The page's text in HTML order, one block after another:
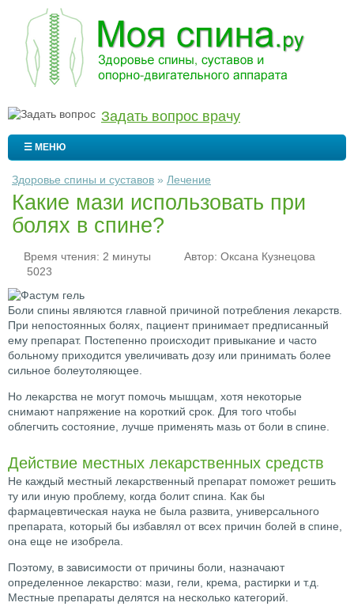
Задать вопрос врачу
☰ МЕНЮ
Здоровье спины и суставов » Лечение
Какие мази использовать при
болях в спине?
Время чтения: 2 минуты Автор: Оксана Кузнецова
5023
Боли спины являются главной причиной потребления лекарств.
При непостоянных болях, пациент принимает предписанный
ему препарат. Постепенно происходит привыкание и часто
больному приходится увеличивать дозу или принимать более
сильное болеутоляющее.
Но лекарства не могут помочь мышцам, хотя некоторые
снимают напряжение на короткий срок. Для того чтобы
облегчить состояние, лучше применять мазь от боли в спине.
Действие местных лекарственных средств
Не каждый местный лекарственный препарат поможет решить
ту или иную проблему, когда болит спина. Как бы
фармацевтическая наука не была развита, универсального
препарата, который бы избавлял от всех причин болей в спине,
она еще не изобрела.
Поэтому, в зависимости от причины боли, назначают
определенное лекарство: мази, гели, крема, растирки и т.д.
Местные препараты делятся на несколько категорий.